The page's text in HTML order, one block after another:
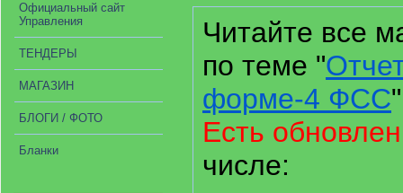
Официальный сайт
Управления
ТЕНДЕРЫ
МАГАЗИН
БЛОГИ / ФОТО
Бланки
Читайте все
по теме "
форме-4 ФСС
Есть
числе: